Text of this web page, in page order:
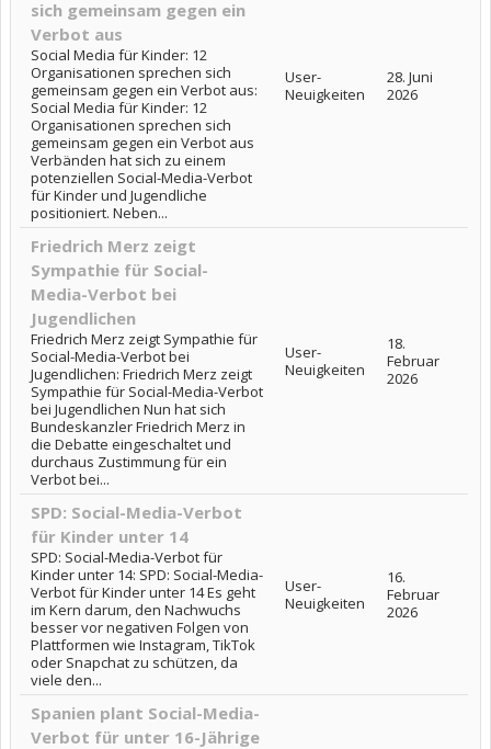
sich gemeinsam gegen ein
Verbot aus
Social Media für Kinder: 12
Organisationen sprechen sich
gemeinsam gegen ein Verbot aus:
Social Media für Kinder: 12
Organisationen sprechen sich
gemeinsam gegen ein Verbot aus
Verbänden hat sich zu einem
potenziellen Social-Media-Verbot
für Kinder und Jugendliche
positioniert. Neben...
User-
Neuigkeiten
28. Juni
2026
Friedrich Merz zeigt
Sympathie für Social-
Media-Verbot bei
Jugendlichen
Friedrich Merz zeigt Sympathie für
Social-Media-Verbot bei
Jugendlichen: Friedrich Merz zeigt
Sympathie für Social-Media-Verbot
bei Jugendlichen Nun hat sich
Bundeskanzler Friedrich Merz in
die Debatte eingeschaltet und
durchaus Zustimmung für ein
Verbot bei...
User-
Neuigkeiten
18.
Februar
2026
SPD: Social-Media-Verbot
für Kinder unter 14
SPD: Social-Media-Verbot für
Kinder unter 14: SPD: Social-Media-
Verbot für Kinder unter 14 Es geht
im Kern darum, den Nachwuchs
besser vor negativen Folgen von
Plattformen wie Instagram, TikTok
oder Snapchat zu schützen, da
viele den...
User-
Neuigkeiten
16.
Februar
2026
Spanien plant Social-Media-
Verbot für unter 16-Jährige